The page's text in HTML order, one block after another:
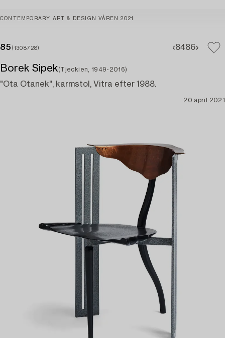
CONTEMPORARY ART & DESIGN VÅREN 2021
85 (1308728) 8486
Borek Sipek(Tjeckien, 1949-2016)
"Ota Otanek", karmstol, Vitra efter 1988.
20 april 2021